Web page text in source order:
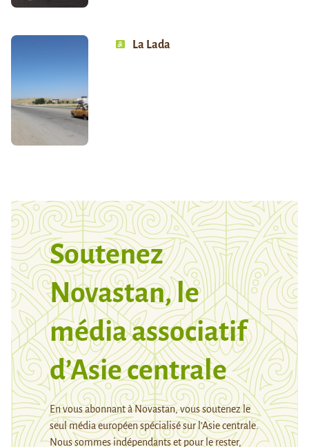
La Lada
Soutenez
Novastan, le
média associatif
d’Asie centrale
En vous abonnant à Novastan, vous soutenez le
seul média européen spécialisé sur l’Asie centrale.
Nous sommes indépendants et pour le rester,